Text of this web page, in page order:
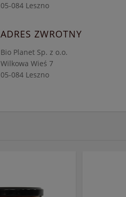
05-084 Leszno
ADRES ZWROTNY
Bio Planet Sp. z o.o.
Wilkowa Wieś 7
05-084 Leszno